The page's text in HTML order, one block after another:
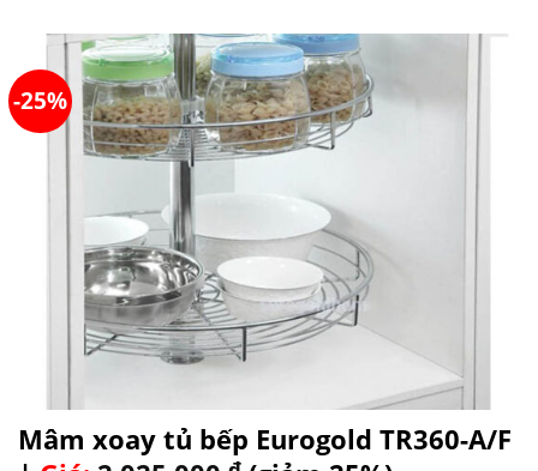
-25%
Mâm xoay tủ bếp Eurogold TR360-A/F